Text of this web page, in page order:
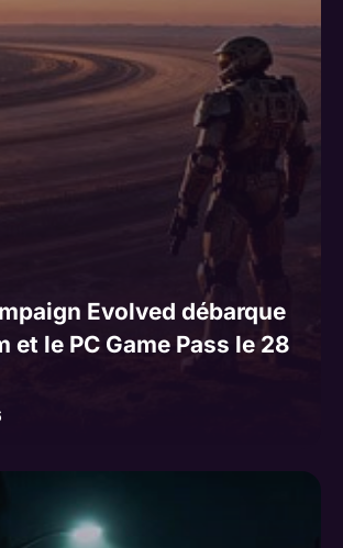
Evolved débarque
et le PC Game Pass le 28